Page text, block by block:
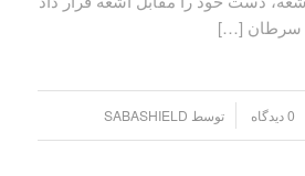
سرطان […]
0 دیدگاه توسط SABASHIELD